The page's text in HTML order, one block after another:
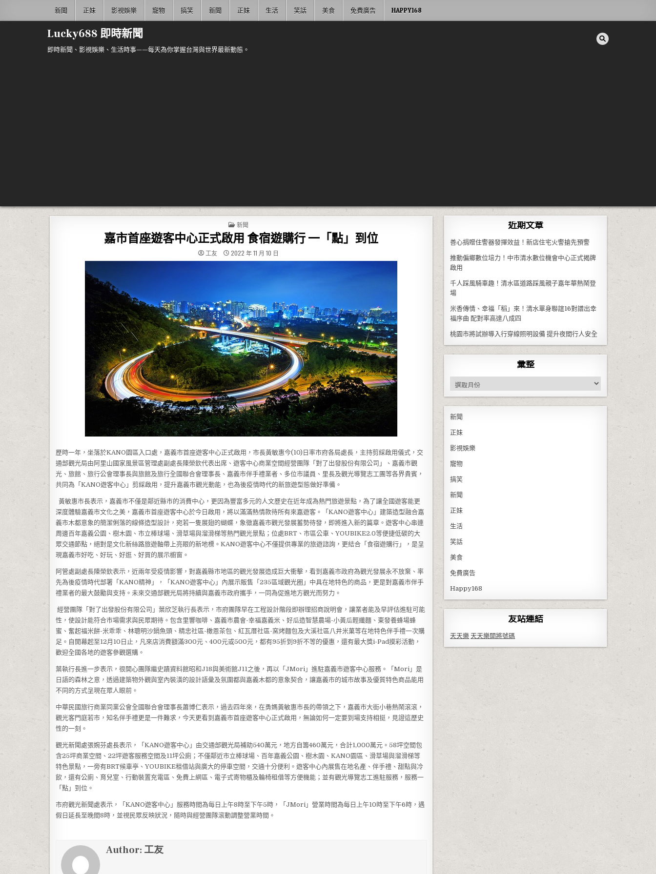
新聞 正妹 影視娛樂 寵物 搞笑 新聞 正妹 生活 笑話 美食 免費廣告 HAPPY168
Lucky688 即時新聞
即時新聞、影視娛樂、生活時事——每天為你掌握台灣與世界最新動態。
POSTED IN
新聞
嘉市首座遊客中心正式啟用 食宿遊購行 一「點」到位
工友 2022 年 11 月 10 日
歷時一年，坐落於KANO園區入口處，嘉義市首座遊客中心正式啟用，市長黃敏惠今(10)日率市府各局處長，主持剪綵啟用儀式，交
通部觀光局由阿里山國家風景區管理處副處長陳榮欽代表出席、遊客中心商業空間經營團隊「對了出發股份有限公司」、嘉義市觀
光、旅館、旅行公會理事長與旅館及旅行全國聯合會理事長、嘉義市伴手禮業者、多位市議員、里長及觀光導覽志工團等各界貴賓，
共同為「KANO遊客中心」剪綵啟用，提升嘉義市觀光動能，也為後疫情時代的新旅遊型態做好準備。
黃敏惠市長表示，嘉義市不僅是鄰近縣市的消費中心，更因為豐富多元的人文歷史在近年成為熱門旅遊景點，為了讓全國遊客能更
深度體驗嘉義市文化之美，嘉義市首座遊客中心於今日啟用，將以滿滿熱情款待所有來嘉遊客。「KANO遊客中心」建築造型融合嘉
義市木都意象的簡潔俐落的線條造型設計，宛若一隻展翅的蝴蝶，象徵嘉義市觀光發展蓄勢待發，即將進入新的篇章。遊客中心串連
周邊百年嘉義公園、樹木園、市立棒球場、滑草場與溜滑梯等熱門觀光景點；位處BRT、市區公車、YOUBIKE2.0等便捷低碳的大
眾交通節點，絕對是文化新絲路旅遊軸帶上亮眼的新地標。KANO遊客中心不僅提供專業的旅遊諮詢，更結合「食宿遊購行」，是呈
現嘉義市好吃、好玩、好逛、好買的展示櫥窗。
阿管處副處長陳榮欽表示，近兩年受疫情影響，對嘉義縣市地區的觀光發展造成巨大衝擊，看到嘉義市政府為觀光發展永不放棄、率
先為後疫情時代部署「KANO精神」，「KANO遊客中心」內展示販售「235區域觀光圈」中具在地特色的商品，更是對嘉義市伴手
禮業者的最大鼓勵與支持。未來交通部觀光局將持續與嘉義市政府攜手，一同為促進地方觀光而努力。
經營團隊「對了出發股份有限公司」葉欣芝執行長表示，市府團隊早在工程設計階段即辦理招商說明會，讓業者能及早評估進駐可能
性，使設計能符合市場需求與民眾期待。包含里響咖啡、嘉義市農會-幸福嘉義米、好瓜造智慧農場-小黃瓜輕纖麵、東發養蜂場蜂
蜜、奮起福米餅-米乖乖、林聰明沙鍋魚頭、精忠社區-橄恩茶包、紅瓦厝社區-窯烤麵包及大溪社區八井米菓等在地特色伴手禮一次購
足。自開幕起至12月10日止，凡來店消費額滿300元、400元或500元，都有95折到9折不等的優惠，還有最大獎i-Pad摸彩活動，
歡迎全國各地的遊客參觀選購。
葉執行長進一步表示，很開心團隊繼史蹟資料館昭和J18與美術館J11之後，再以「JMori」進駐嘉義市遊客中心服務。「Mori」是
日語的森林之意，透過建築物外觀與室內裝潢的設計語彙及氛圍都與嘉義木都的意象契合，讓嘉義市的城市故事及優質特色商品能用
不同的方式呈現在眾人眼前。
中華民國旅行商業同業公會全國聯合會理事長蕭博仁表示，過去四年來，在勇媽黃敏惠市長的帶領之下，嘉義市大街小巷熱鬧滾滾，
觀光客門庭若市，知名伴手禮更是一件難求，今天更看到嘉義市首座遊客中心正式啟用，無論如何一定要到場支持相挺，見證這歷史
性的一刻。
觀光新聞處張婉芬處長表示，「KANO遊客中心」由交通部觀光局補助540萬元，地方自籌460萬元，合計1,000萬元。58坪空間包
含25坪商業空間、22坪遊客服務空間及11坪公廁；不僅鄰近市立棒球場、百年嘉義公園、樹木園、KANO園區、滑草場與溜滑梯等
特色景點，一旁有BRT候車亭、YOUBIKE租借站與廣大的停車空間，交通十分便利。遊客中心內展售在地名產、伴手禮、甜點與冷
飲，還有公廁、育兒室、行動裝置充電區、免費上網區、電子式寄物櫃及輪椅租借等方便機能；並有觀光導覽志工進駐服務，服務一
「點」到位。
市府觀光新聞處表示，「KANO遊客中心」服務時間為每日上午8時至下午5時，「JMori」營業時間為每日上午10時至下午6時，遇
假日延長至晚間8時，並視民眾反映狀況，隨時與經營團隊滾動調整營業時間。
Author: 工友
近期文章
善心捐贈住警器發揮效益！新店住宅火警搶先預警
推動偏鄉數位培力！中市清水數位機會中心正式揭牌
啟用
千人踩風騎車趣！清水區道路踩風親子嘉年華熱鬧登
場
米香傳情、幸福「稻」來！清水單身聯誼16對譜出幸
福序曲 配對率高達八成四
桃園市將試辦導入行穿線照明設備 提升夜間行人安全
彙整
彙整
新聞
正妹
影視娛樂
寵物
搞笑
新聞
正妹
生活
笑話
美食
免費廣告
Happy168
友站連結
天天樂 天天樂開將號碼